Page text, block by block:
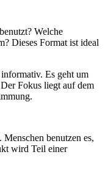
Welche
Dieses Format ist ideal
Es geht um
Fokus liegt auf dem
benutzen es,
wird Teil einer